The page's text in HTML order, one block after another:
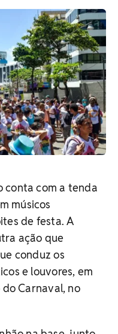
conta com a tenda
músicos
de festa. A
ação que
conduz os
e louvores, em
Carnaval, no